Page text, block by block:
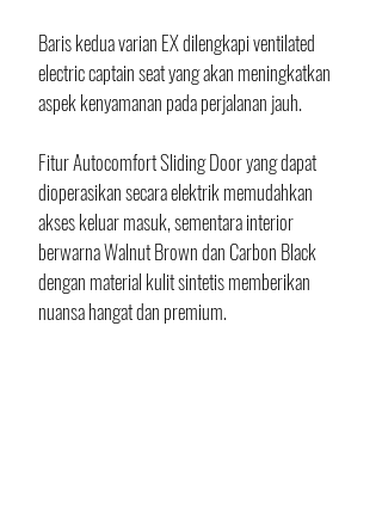
Baris kedua varian EX dilengkapi ventilated
electric captain seat yang akan meningkatkan
aspek kenyamanan pada perjalanan jauh.
Fitur Autocomfort Sliding Door yang dapat
dioperasikan secara elektrik memudahkan
akses keluar masuk, sementara interior
berwarna Walnut Brown dan Carbon Black
dengan material kulit sintetis memberikan
nuansa hangat dan premium.